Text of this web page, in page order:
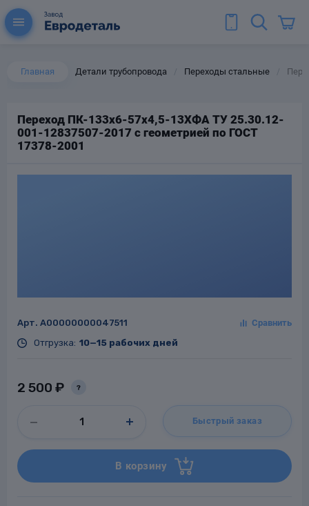
Главная Детали трубопровода Переходы стальные
Переход ПК-133х6-57х4,5-13ХФА ТУ 25.30.12-
001-12837507-2017 с геометрией по ГОСТ
17378-2001
Арт. A00000000047511
Отгрузка: 10—15 рабочих дней
2 500 ₽ ?
Быстрый заказ
В корзину
для труб
для